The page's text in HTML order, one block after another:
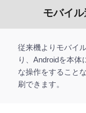
モバイ
従来機よりモバイ
り、Androidを本
な操作をすること
刷できます。